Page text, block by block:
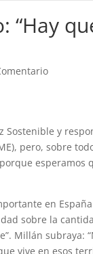
“Hay
y
pero, sobre
en
sobre la
Millán subraya:
vive en esos